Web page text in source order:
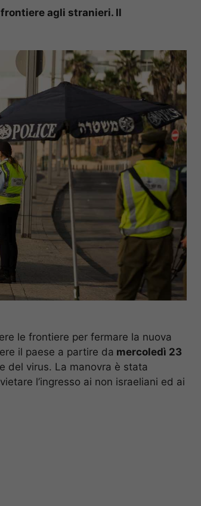
frontiere agli stranieri. Il
le frontiere per fermare la nuova
il paese a partire da mercoledì 23
del virus. La manovra è stata
l’ingresso ai non israeliani ed ai